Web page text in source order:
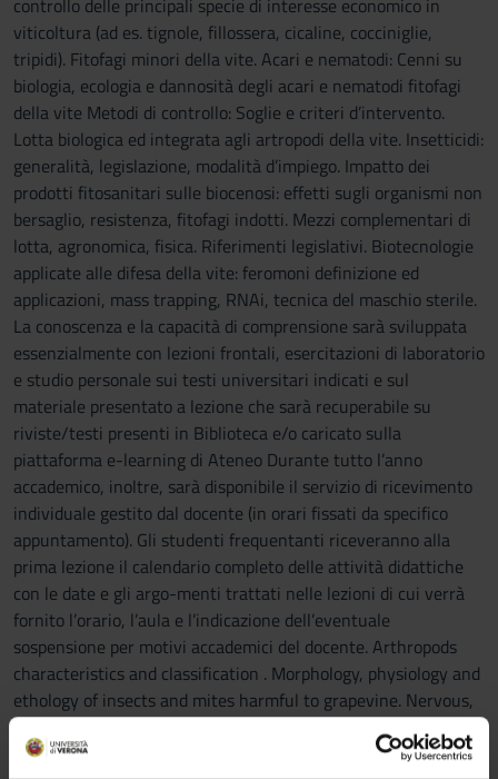
controllo delle principali specie di interesse economico in
viticoltura (ad es. tignole, fillossera, cicaline, cocciniglie,
tripidi). Fitofagi minori della vite. Acari e nematodi: Cenni su
biologia, ecologia e dannosità degli acari e nematodi fitofagi
della vite Metodi di controllo: Soglie e criteri d’intervento.
Lotta biologica ed integrata agli artropodi della vite. Insetticidi:
generalità, legislazione, modalità d’impiego. Impatto dei
prodotti fitosanitari sulle biocenosi: effetti sugli organismi non
bersaglio, resistenza, fitofagi indotti. Mezzi complementari di
lotta, agronomica, fisica. Riferimenti legislativi. Biotecnologie
applicate alle difesa della vite: feromoni definizione ed
applicazioni, mass trapping, RNAi, tecnica del maschio sterile.
La conoscenza e la capacità di comprensione sarà sviluppata
essenzialmente con lezioni frontali, esercitazioni di laboratorio
e studio personale sui testi universitari indicati e sul
materiale presentato a lezione che sarà recuperabile su
riviste/testi presenti in Biblioteca e/o caricato sulla
piattaforma e-learning di Ateneo Durante tutto l’anno
accademico, inoltre, sarà disponibile il servizio di ricevimento
individuale gestito dal docente (in orari fissati da specifico
appuntamento). Gli studenti frequentanti riceveranno alla
prima lezione il calendario completo delle attività didattiche
con le date e gli argo-menti trattati nelle lezioni di cui verrà
fornito l’orario, l’aula e l’indicazione dell’eventuale
sospensione per motivi accademici del docente. Arthropods
characteristics and classification . Morphology, physiology and
ethology of insects and mites harmful to grapevine. Nervous,
digestive, respiratory, circulatory, reproductive, excretory and
endocrine systems. Reproduction and cycle development.